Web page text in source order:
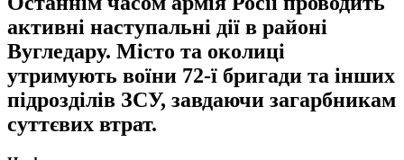
активні наступальні дії в районі
Вугледару. Місто та околиці
утримують воїни 72-ї бригади та інших
підрозділів ЗСУ, завдаючи загарбникам
суттєвих втрат.